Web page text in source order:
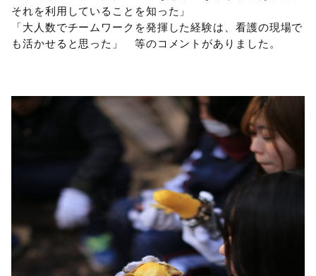
それを利用していることを知った」
「大人数でチームワークを発揮した経験は、看護の現場で
も活かせると思った」 等のコメントがありました。